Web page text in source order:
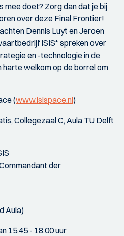
doet? Zorg dan dat je bij
over deze Final Frontier!
Dennis Luyt en Jeroen
ISIS* spreken over
en -technologie in de
harte welkom op de borrel om
(www.isispace.nl)
Collegezaal C, Aula TU Delft
der
Aula)
15.45 - 18.00 uur